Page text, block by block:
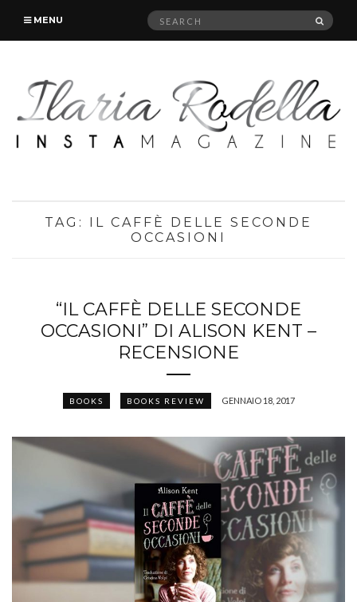
MENU
Search
TAG: IL CAFFÈ DELLE SECONDE
OCCASIONI
“IL CAFFÈ DELLE SECONDE
OCCASIONI” DI ALISON KENT –
RECENSIONE
BOOKS BOOKS REVIEW GENNAIO 18, 2017